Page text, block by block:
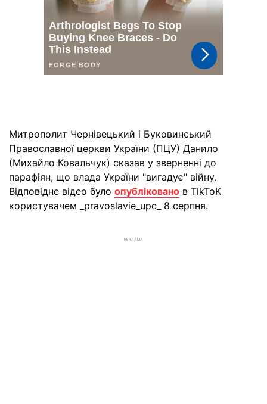
Митрополит Чернівецький і Буковинський
Православної церкви України (ПЦУ) Данило
(Михайло Ковальчук) сказав у зверненні до
парафіян, що влада України "вигадує" війну.
Відповідне відео було опубліковано в TikToK
користувачем _pravoslavie_upc_ 8 серпня.
РЕКЛАМА